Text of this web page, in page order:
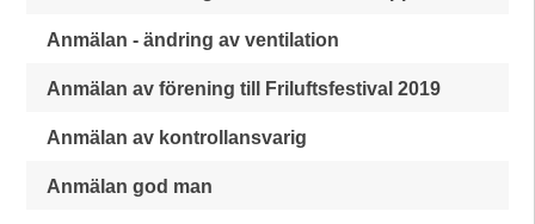
Anmälan - ändring av ventilation
Anmälan av förening till Friluftsfestival 2019
Anmälan av kontrollansvarig
Anmälan god man